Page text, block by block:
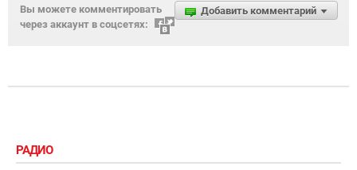
Добавить комментарий
Вы можете комментировать
через аккаунт в соцсетях:
РАДИО